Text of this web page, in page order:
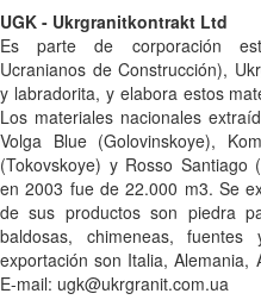
UGK - Ukrgranitkontrakt Ltd
Es parte de corporación
Ucranianos de Construcción),
y labradorita, y elabora estos
Los materiales nacionales
Volga Blue (Golovinskoye),
(Tokovskoye) y Rosso Santiago
en 2003 fue de 22.000 m3. Se
de sus productos son piedra
baldosas, chimeneas,
exportación son Italia, Alemania,
E-mail: ugk@ukrgranit.com.ua